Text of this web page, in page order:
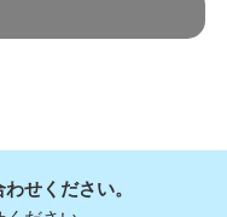
せください。